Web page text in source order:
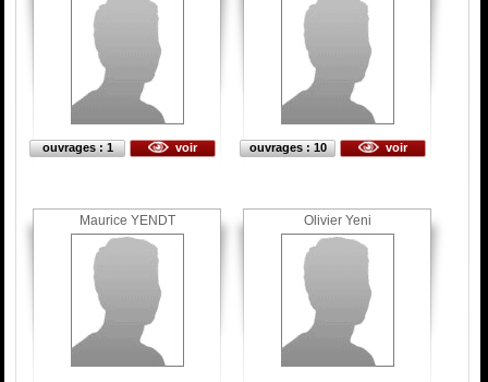
ouvrages : 1 voir ouvrages : 10 voir
Maurice YENDT Olivier Yeni